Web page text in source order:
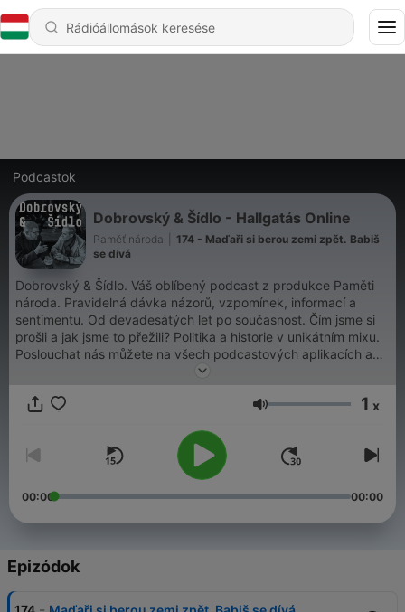
Podcastok
Dobrovský & Šídlo - Hallgatás Online
Paměť národa
174 - Maďaři si berou zemi zpět. Babiš
se dívá
Dobrovský & Šídlo. Váš oblíbený podcast z produkce Paměti
národa. Pravidelná dávka názorů, vzpomínek, informací a
sentimentu. Od devadesátých let po současnost. Čím jsme si
prošli a jak jsme to přežili? Politika a historie v unikátním mixu.
Poslouchat nás můžete na všech podcastových aplikacích a
také na magazin.pametnaroda.cz.
Už více jak čtyři roky se s vámi pravidelně potkáváme v
protože věříme, že má smysl mluvit o tom, co bylo – i o tom, co
se děje teď. Teď je čas na další krok – Dobrovský & Šídlo
částečně přechází na HeroHero. Najdete tam celé, delší
epizody a bonusový obsah. A hlavně – budete u toho s námi.
herohero.co/dobrovskysidlo
Hangerő 1 x
00:00 00:00
Epizódok